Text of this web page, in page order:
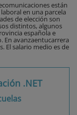
están
en una parcela
de elección son
distintos, algunos
española e
En avanzaentucarrera
El salario medio es de
.NET